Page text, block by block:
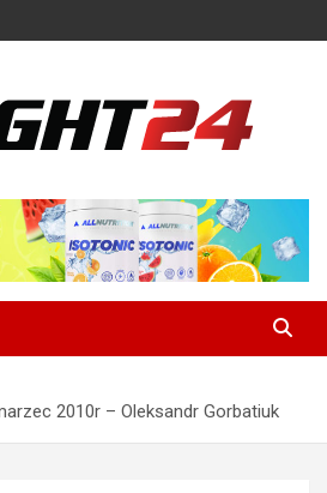
– MMA i K-1, UFC
2010r – Oleksandr Gorbatiuk